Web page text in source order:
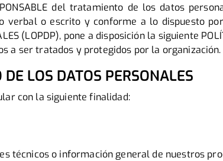
del tratamiento de los datos
verbal o escrito y conforme a lo dispuesto
(LOPDP), pone a disposición la siguiente
a ser tratados y protegidos por la organización.
LOS DATOS PERSONALES
con la siguiente finalidad:
técnicos o información general de nuestros